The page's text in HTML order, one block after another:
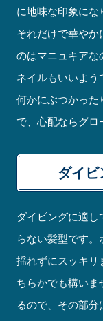
に地味な印象にな
それだけで華やか
のはマニュキアな
ネイルもいいよう
何かにぶつかった
で、心配ならグロ
ダイビ
ダイビングに適
らない髪型です
揺れずにスッキリ
ちらかでも構いま
るので、その部